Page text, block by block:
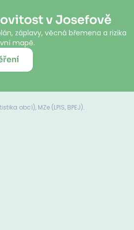
v Josefově
záplavy, věcná břemena a rizika
mapě.
obcí), MZe (LPIS, BPEJ).